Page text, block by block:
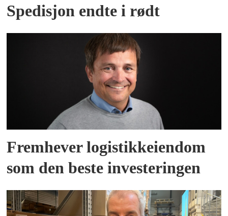
Spedisjon endte i rødt
Fremhever logistikkeiendom
som den beste investeringen